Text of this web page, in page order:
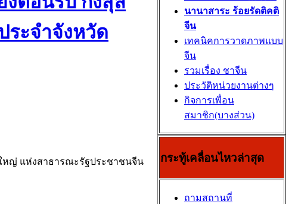
ะจำจังหวัด
หญ่ แห่งสาธารณะรัฐประชาชนจีน
นานาสาระ ร้อยรัดติคติ
จีน
เทคนิคการวาดภาพแบบ
จีน
รวมเรื่อง ชาจีน
ประวัติหน่วยงานต่างๆ
กิจการเพื่อน
สมาชิก(บางส่วน)
กระทู้เคลื่อนไหวล่าสุด
ถามสถานที่